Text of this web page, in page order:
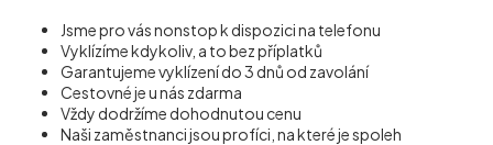
Jsme pro vás nonstop k dispozici na telefonu
Vyklízíme kdykoliv, a to bez příplatků
Garantujeme vyklízení do 3 dnů od zavolání
Cestovné je u nás zdarma
Vždy dodržíme dohodnutou cenu
Naši zaměstnanci jsou profíci, na které je spoleh